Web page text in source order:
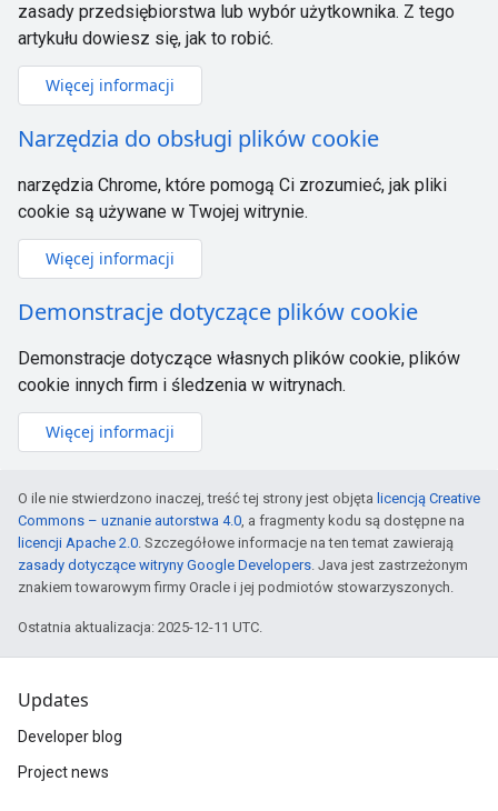
zasady przedsiębiorstwa lub wybór użytkownika. Z tego
artykułu dowiesz się, jak to robić.
Więcej informacji
Narzędzia do obsługi plików cookie
narzędzia Chrome, które pomogą Ci zrozumieć, jak pliki
cookie są używane w Twojej witrynie.
Więcej informacji
Demonstracje dotyczące plików cookie
Demonstracje dotyczące własnych plików cookie, plików
cookie innych firm i śledzenia w witrynach.
Więcej informacji
O ile nie stwierdzono inaczej, treść tej strony jest objęta licencją Creative
Commons – uznanie autorstwa 4.0, a fragmenty kodu są dostępne na
licencji Apache 2.0. Szczegółowe informacje na ten temat zawierają
zasady dotyczące witryny Google Developers. Java jest zastrzeżonym
znakiem towarowym firmy Oracle i jej podmiotów stowarzyszonych.
Ostatnia aktualizacja: 2025-12-11 UTC.
Updates
Developer blog
Project news